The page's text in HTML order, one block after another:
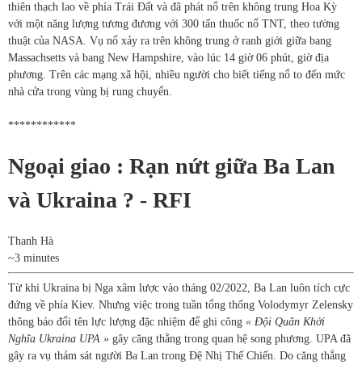
thiên thạch lao về phía Trái Đất và đã phát nổ trên không trung Hoa Kỳ
với một năng lượng tương đương với 300 tấn thuốc nổ TNT, theo tường
thuật của NASA. Vụ nổ xảy ra trên không trung ở ranh giới giữa bang
Massachsetts và bang New Hampshire, vào lúc 14 giờ 06 phút, giờ địa
phương. Trên các mạng xã hội, nhiều người cho biết tiếng nổ to đến mức
nhà cửa trong vùng bị rung chuyển.
************
Ngoại giao : Rạn nứt giữa Ba Lan
và Ukraina ? - RFI
Thanh Hà
~3 minutes
Từ khi Ukraina bị Nga xâm lược vào tháng 02/2022, Ba Lan luôn tích cực
đứng về phía Kiev. Nhưng việc trong tuần tổng thống Volodymyr Zelensky
thông báo đổi tên lực lượng đặc nhiệm để ghi công « Đội Quân Khởi
Nghĩa Ukraina UPA » gây căng thẳng trong quan hệ song phương. UPA đã
gây ra vụ thảm sát người Ba Lan trong Đệ Nhị Thế Chiến. Do căng thẳng